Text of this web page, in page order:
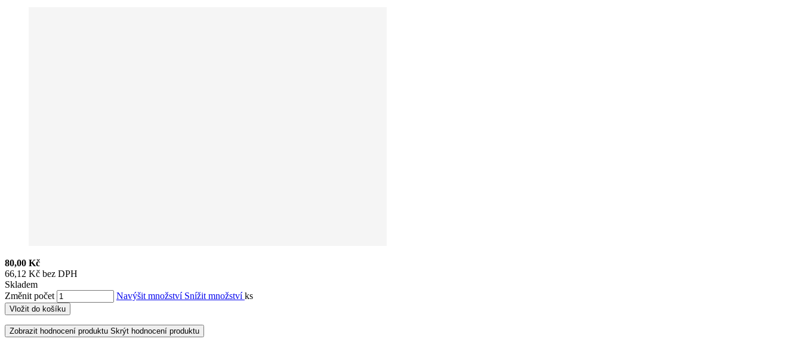
80,00 Kč
66,12 Kč bez DPH
Skladem
Změnit počet
Navýšit množství Snížit množstvíks
Vložit do košíku
Zobrazit hodnocení produktu Skrýt hodnocení produktu